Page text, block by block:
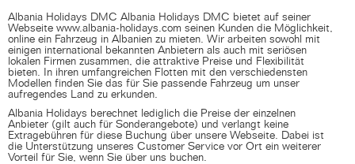
Albania Holidays DMC Albania Holidays DMC bietet auf seiner
Webseite www.albania-holidays.com seinen Kunden die Möglichkeit,
online ein Fahrzeug in Albanien zu mieten. Wir arbeiten sowohl mit
einigen international bekannten Anbietern als auch mit seriösen
lokalen Firmen zusammen, die attraktive Preise und Flexibilität
bieten. In ihren umfangreichen Flotten mit den verschiedensten
Modellen finden Sie das für Sie passende Fahrzeug um unser
aufregendes Land zu erkunden.
Albania Holidays berechnet lediglich die Preise der einzelnen
Anbieter (gilt auch für Sonderangebote) und verlangt keine
Extragebühren für diese Buchung über unsere Webseite. Dabei ist
die Unterstützung unseres Customer Service vor Ort ein weiterer
Vorteil für Sie, wenn Sie über uns buchen.